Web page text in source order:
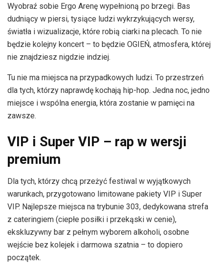
Wyobraź sobie Ergo Arenę wypełnioną po brzegi. Bas
dudniący w piersi, tysiące ludzi wykrzykujących wersy,
światła i wizualizacje, które robią ciarki na plecach. To nie
będzie kolejny koncert – to będzie OGIEŃ, atmosfera, której
nie znajdziesz nigdzie indziej.
Tu nie ma miejsca na przypadkowych ludzi. To przestrzeń
dla tych, którzy naprawdę kochają hip-hop. Jedna noc, jedno
miejsce i wspólna energia, która zostanie w pamięci na
zawsze.
VIP i Super VIP – rap w wersji
premium
Dla tych, którzy chcą przeżyć festiwal w wyjątkowych
warunkach, przygotowano limitowane pakiety VIP i Super
VIP. Najlepsze miejsca na trybunie 303, dedykowana strefa
z cateringiem (ciepłe posiłki i przekąski w cenie),
ekskluzywny bar z pełnym wyborem alkoholi, osobne
wejście bez kolejek i darmowa szatnia – to dopiero
początek.